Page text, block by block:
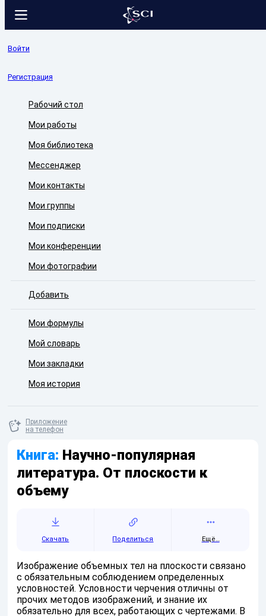
Войти
Регистрация
Рабочий стол
Мои работы
Моя библиотека
Мессенджер
Мои контакты
Мои группы
Мои подписки
Мои конференции
Мои фотографии
Добавить
Мои формулы
Мой словарь
Мои закладки
Моя история
Приложение
на телефон
Книга: Научно-популярная
литература. От плоскости к
объему
Скачать Поделиться Ещё…
Изображение объемных тел на плоскости связано
с обязательным соблюдением определенных
условностей. Условности черчения отличны от
прочих методов изображений, и знание их
обязательно для всех, работающих с чертежами. В